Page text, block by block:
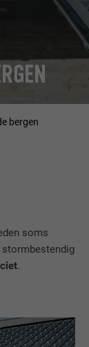
bergen
soms
stormbestendig
.